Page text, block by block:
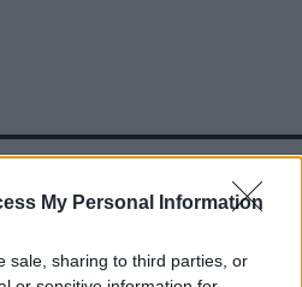
My Personal Information
sale, sharing to third parties, or